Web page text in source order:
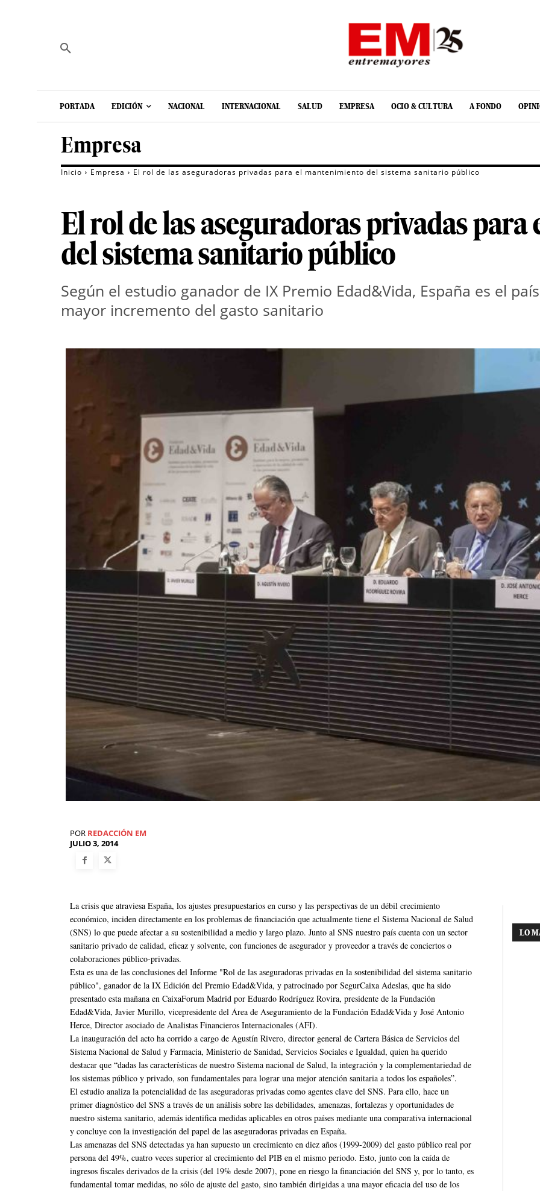
PORTADA EDICIÓN NACIONAL INTERNACIONAL SALUD EMPRESA OCIO & CULTURA A FONDO
Empresa
Inicio Empresa El rol de las aseguradoras privadas para el mantenimiento del sistema sanitario público
El rol de las aseguradoras privadas
del sistema sanitario público
Según el estudio ganador de IX Premio Edad&Vida, España es el
mayor incremento del gasto sanitario
POR REDACCIÓN EM
JULIO 3, 2014
La crisis que atraviesa España, los ajustes presupuestarios en curso y las perspectivas de un débil crecimiento
económico, inciden directamente en los problemas de financiación que actualmente tiene el Sistema Nacional de Salud
(SNS) lo que puede afectar a su sostenibilidad a medio y largo plazo. Junto al SNS nuestro país cuenta con un sector
sanitario privado de calidad, eficaz y solvente, con funciones de asegurador y proveedor a través de conciertos o
colaboraciones público-privadas.
Esta es una de las conclusiones del Informe "Rol de las aseguradoras privadas en la sostenibilidad del sistema sanitario
público", ganador de la IX Edición del Premio Edad&Vida, y patrocinado por SegurCaixa Adeslas, que ha sido
presentado esta mañana en CaixaForum Madrid por Eduardo Rodríguez Rovira, presidente de la Fundación
Edad&Vida, Javier Murillo, vicepresidente del Área de Aseguramiento de la Fundación Edad&Vida y José Antonio
Herce, Director asociado de Analistas Financieros Internacionales (AFI).
La inauguración del acto ha corrido a cargo de Agustín Rivero, director general de Cartera Básica de Servicios del
Sistema Nacional de Salud y Farmacia, Ministerio de Sanidad, Servicios Sociales e Igualdad, quien ha querido
destacar que “dadas las características de nuestro Sistema nacional de Salud, la integración y la complementariedad de
los sistemas público y privado, son fundamentales para lograr una mejor atención sanitaria a todos los españoles”.
El estudio analiza la potencialidad de las aseguradoras privadas como agentes clave del SNS. Para ello, hace un
primer diagnóstico del SNS a través de un análisis sobre las debilidades, amenazas, fortalezas y oportunidades de
nuestro sistema sanitario, además identifica medidas aplicables en otros países mediante una comparativa internacional
y concluye con la investigación del papel de las aseguradoras privadas en España.
Las amenazas del SNS detectadas ya han supuesto un crecimiento en diez años (1999-2009) del gasto público real por
persona del 49%, cuatro veces superior al crecimiento del PIB en el mismo periodo. Esto, junto con la caída de
ingresos fiscales derivados de la crisis (del 19% desde 2007), pone en riesgo la financiación del SNS y, por lo tanto, es
fundamental tomar medidas, no sólo de ajuste del gasto, sino también dirigidas a una mayor eficacia del uso de los
LO